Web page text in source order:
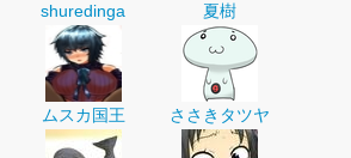
shuredinga 夏樹
ムスカ国王 ささきタツヤ